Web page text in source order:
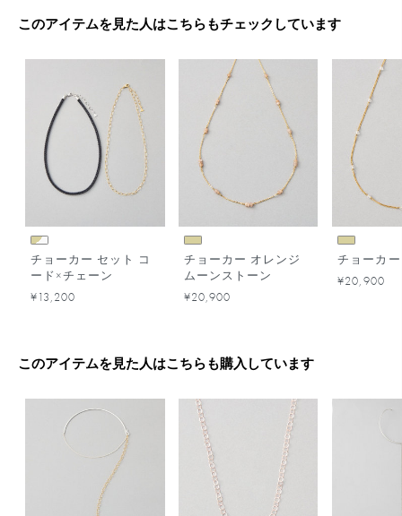
このアイテムを見た人はこちらもチェックしています
チョーカー セット コ
ード×チェーン
¥13,200
チョーカー オレンジ
ムーンストーン
¥20,900
チョーカ
¥20,900
このアイテムを見た人はこちらも購入しています